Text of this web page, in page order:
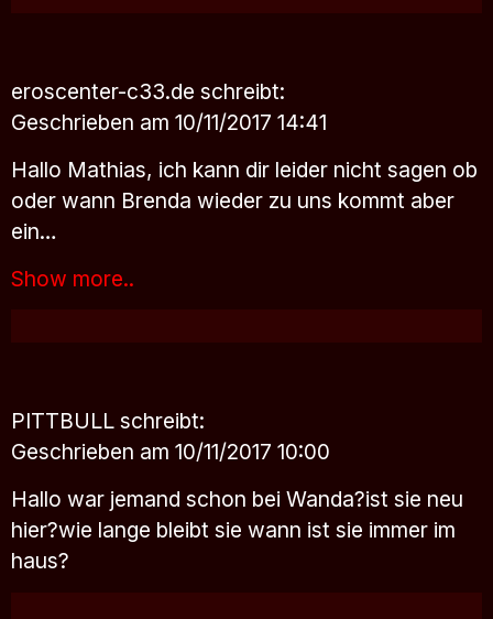
eroscenter-c33.de schreibt:
Geschrieben am 10/11/2017 14:41
Hallo Mathias, ich kann dir leider nicht sagen ob
oder wann Brenda wieder zu uns kommt aber
ein…
Show more..
PITTBULL schreibt:
Geschrieben am 10/11/2017 10:00
Hallo war jemand schon bei Wanda?ist sie neu
hier?wie lange bleibt sie wann ist sie immer im
haus?